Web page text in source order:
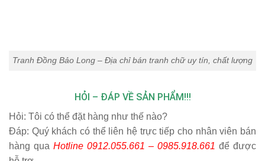
Tranh Đồng Bảo Long – Địa chỉ bán tranh chữ uy tín, chất lượng
HỎI – ĐÁP VỀ SẢN PHẨM!!!
Hỏi: Tôi có thể đặt hàng như thế nào?
Đáp: Quý khách có thể liên hệ trực tiếp cho nhân viên bán
hàng qua Hotline 0912.055.661 – 0985.918.661 để được